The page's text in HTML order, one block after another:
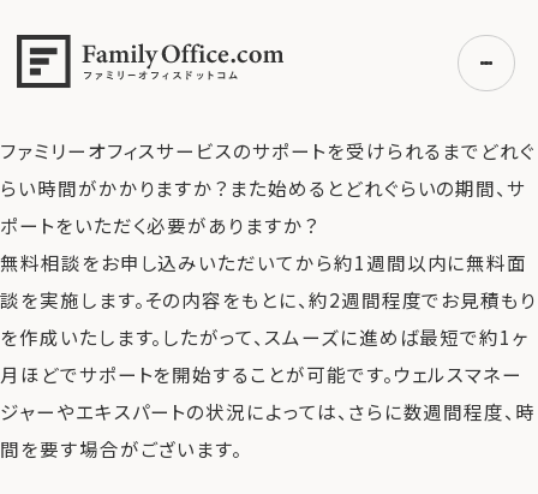
初めての方へ
ご利用の流れ・プラン
事例紹介
エキスパート一覧
無料講座
コラム
利用者の声
トを受けられるまでどれぐらい時間がかかりますか？また始め
ファミリーオフィスサービスのサポートを受けられるまでどれぐ
らい時間がかかりますか？また始めるとどれぐらいの期間、サ
ポートをいただく必要がありますか？
無料相談をお申し込みいただいてから約1週間以内に無料面
談を実施します。その内容をもとに、約2週間程度でお見積もり
を作成いたします。したがって、スムーズに進めば最短で約1ヶ
月ほどでサポートを開始することが可能です。ウェルスマネー
ジャーやエキスパートの状況によっては、さらに数週間程度、時
間を要す場合がございます。